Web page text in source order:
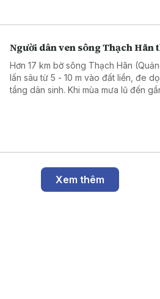
Người dân ven sông Thạch Hãn
Hơn 17 km bờ sông Thạch Hãn
lấn sâu từ 5 - 10 m vào đất liền, đe
tầng dân sinh. Khi mùa mưa lũ đến
Xem thêm